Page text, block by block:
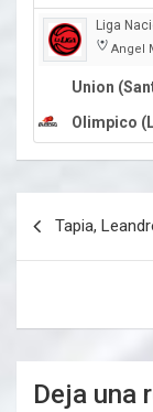
Liga
Angel
Union
Olimpico
Tapia,
Deja una